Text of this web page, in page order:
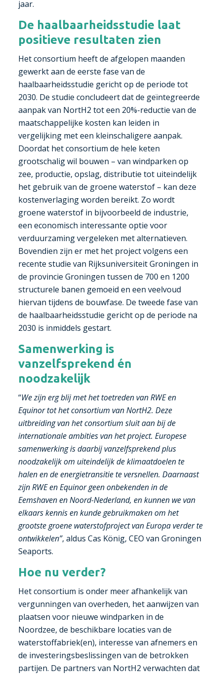
jaar.
De haalbaarheidsstudie laat
positieve resultaten zien
Het consortium heeft de afgelopen maanden
gewerkt aan de eerste fase van de
haalbaarheidsstudie gericht op de periode tot
2030. De studie concludeert dat de geïntegreerde
aanpak van NortH2 tot een 20%-reductie van de
maatschappelijke kosten kan leiden in
vergelijking met een kleinschaligere aanpak.
Doordat het consortium de hele keten
grootschalig wil bouwen – van windparken op
zee, productie, opslag, distributie tot uiteindelijk
het gebruik van de groene waterstof – kan deze
kostenverlaging worden bereikt. Zo wordt
groene waterstof in bijvoorbeeld de industrie,
een economisch interessante optie voor
verduurzaming vergeleken met alternatieven.
Bovendien zijn er met het project volgens een
recente studie van Rijksuniversiteit Groningen in
de provincie Groningen tussen de 700 en 1200
structurele banen gemoeid en een veelvoud
hiervan tijdens de bouwfase. De tweede fase van
de haalbaarheidsstudie gericht op de periode na
2030 is inmiddels gestart.
Samenwerking is
vanzelfsprekend én
noodzakelijk
“We zijn erg blij met het toetreden van RWE en
Equinor tot het consortium van NortH2. Deze
uitbreiding van het consortium sluit aan bij de
internationale ambities van het project. Europese
samenwerking is daarbij vanzelfsprekend plus
noodzakelijk om uiteindelijk de klimaatdoelen te
halen en de energietransitie te versnellen. Daarnaast
zijn RWE en Equinor geen onbekenden in de
Eemshaven en Noord-Nederland, en kunnen we van
elkaars kennis en kunde gebruikmaken om het
grootste groene waterstofproject van Europa verder te
ontwikkelen”, aldus Cas König, CEO van Groningen
Seaports.
Hoe nu verder?
Het consortium is onder meer afhankelijk van
vergunningen van overheden, het aanwijzen van
plaatsen voor nieuwe windparken in de
Noordzee, de beschikbare locaties van de
waterstoffabriek(en), interesse van afnemers en
de investeringsbeslissingen van de betrokken
partijen. De partners van NortH2 verwachten dat